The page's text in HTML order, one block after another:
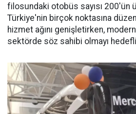
filosundaki otobüs sayısı 200'ün
Türkiye'nin birçok noktasına
hizmet ağını genişletirken,
sektörde söz sahibi olmayı